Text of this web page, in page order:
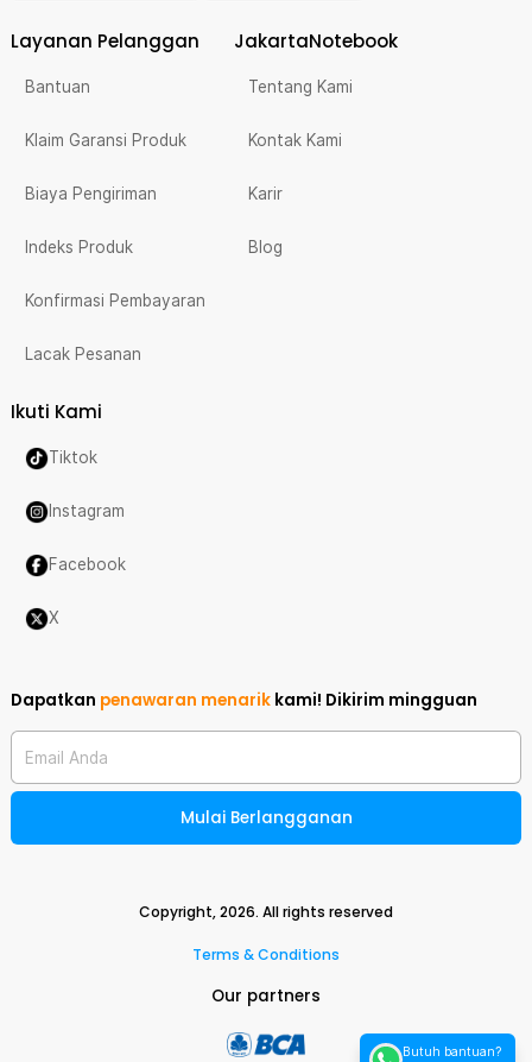
Layanan Pelanggan
Bantuan
Klaim Garansi Produk
Biaya Pengiriman
Indeks Produk
Konfirmasi Pembayaran
Lacak Pesanan
JakartaNotebook
Tentang Kami
Kontak Kami
Karir
Blog
Ikuti Kami
Tiktok
Instagram
Facebook
X
Dapatkan penawaran menarik kami! Dikirim mingguan
Email Anda
Mulai Berlangganan
Copyright,2026. All rights reserved
Terms & Conditions
Our partners
Butuh bantuan?